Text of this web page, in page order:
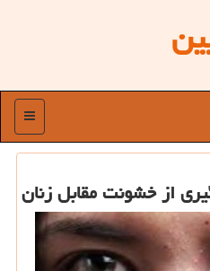
منو
از خشونت مقابل زنان